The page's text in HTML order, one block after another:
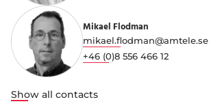
Mikael Flodman
mikael.flodman@amtele.se
+46 (0)8 556 466 12
Show all contacts